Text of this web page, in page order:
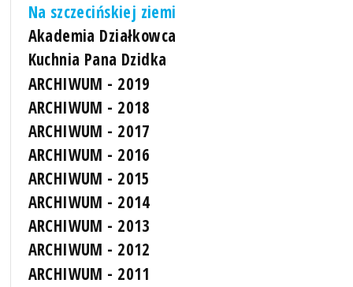
Na szczecińskiej ziemi
Akademia Działkowca
Kuchnia Pana Dzidka
ARCHIWUM - 2019
ARCHIWUM - 2018
ARCHIWUM - 2017
ARCHIWUM - 2016
ARCHIWUM - 2015
ARCHIWUM - 2014
ARCHIWUM - 2013
ARCHIWUM - 2012
ARCHIWUM - 2011